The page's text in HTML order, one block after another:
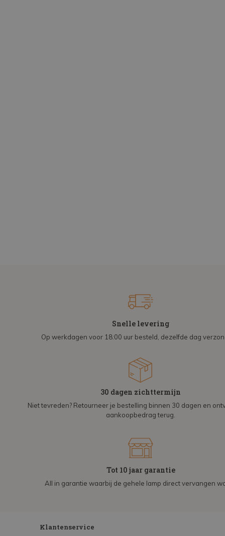
Snelle levering
Op werkdagen voor 18:00 uur besteld, dezelfde dag
30 dagen zichttermijn
Niet tevreden? Retourneer je bestelling binnen 30 dagen en
aankoopbedrag terug.
Tot 10 jaar garantie
All in garantie waarbij de gehele lamp direct vervangen
Klantenservice